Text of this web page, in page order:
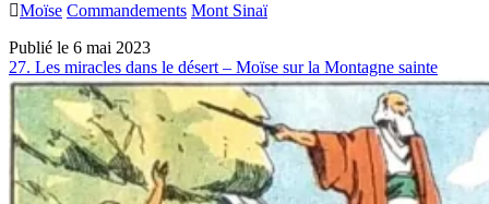
pro­
ga­
tion
des
commandements
Moïse Commandements Mont Sinaï
Publié le 6 mai 2023
27. Les miracles dans le désert – Moïse sur la Montagne sainte